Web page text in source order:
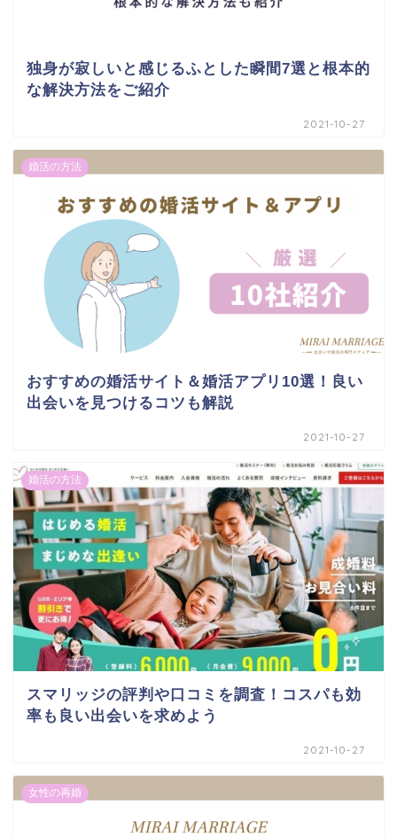
独身が寂しいと感じるふとした瞬間7選と根本的
な解決方法をご紹介
2021-10-27
婚活の方法
おすすめの婚活サイト＆婚活アプリ10選！良い
出会いを見つけるコツも解説
2021-10-27
婚活の方法
スマリッジの評判や口コミを調査！コスパも効
率も良い出会いを求めよう
2021-10-27
女性の再婚